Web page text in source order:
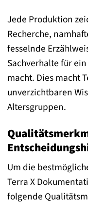
Jede Produktion
Recherche,
fesselnde
Sachverhalte für
macht. Dies macht
unverzichtbaren
Altersgruppen.
Um die
Terra X
folgende